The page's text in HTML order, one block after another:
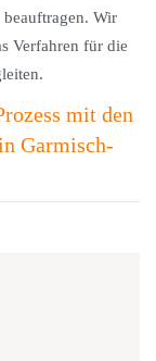
Wir
Verfahren für die
mit den
Garmisch-